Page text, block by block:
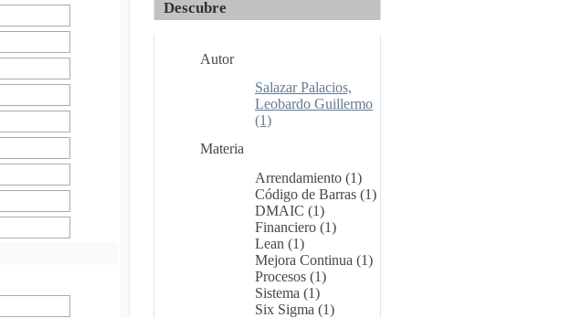
Descubre
Autor
Salazar Palacios,
Leobardo Guillermo
(1)
Materia
Arrendamiento (1)
Código de Barras (1)
DMAIC (1)
Financiero (1)
Lean (1)
Mejora Continua (1)
Procesos (1)
Sistema (1)
Six Sigma (1)